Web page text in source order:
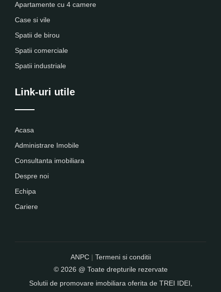
Apartamente cu 4 camere
Case si vile
Spatii de birou
Spatii comerciale
Spatii industriale
Link-uri utile
Acasa
Administrare Imobile
Consultanta imobiliara
Despre noi
Echipa
Cariere
ANPC| Termeni si conditii
© 2026 @ Toate drepturile rezervate
Solutii de promovare imobiliara oferita de TREI IDEI,